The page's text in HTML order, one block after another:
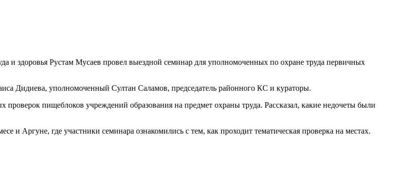
и здоровья Рустам Мусаев провел выездной семинар для уполномоченных по охране труда первичных
Дидиева, уполномоченный Султан Саламов, председатель районного КС и кураторы.
пищеблоков учреждений образования на предмет охраны труда. Рассказал, какие недочеты были
и Аргуне, где участники семинара ознакомились с тем, как проходит тематическая проверка на местах.